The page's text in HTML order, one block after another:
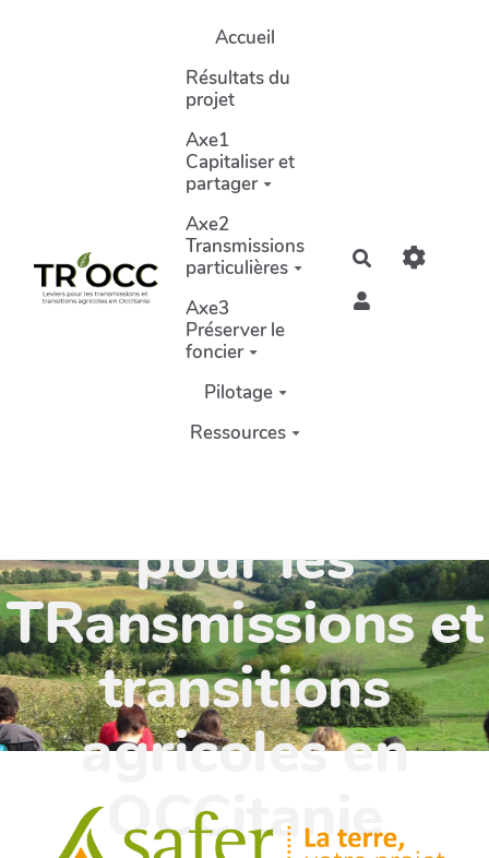
Aller au contenu principalAccueil
Résultats du
projet
Axe1
Capitaliser et
partager
Axe2
Transmissions
particulières
Axe3
Préserver le
foncier
Pilotage
Ressources
Rechercher
pour les
TRansmissions et
transitions
agricoles en
OCCitanie